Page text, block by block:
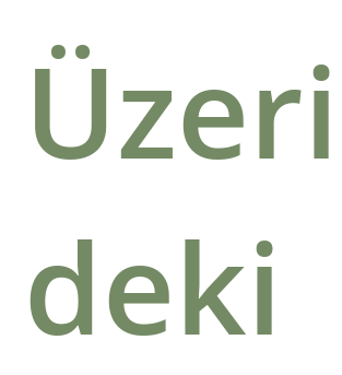
deki